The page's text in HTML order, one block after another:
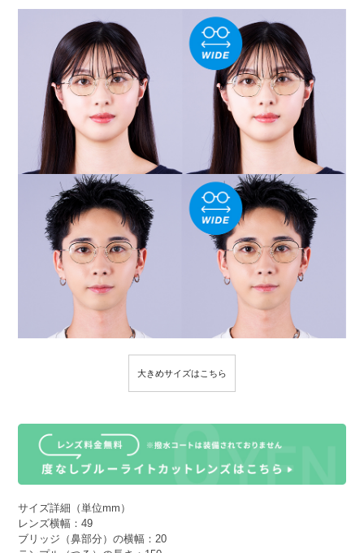
大きめサイズはこちら
サイズ詳細（単位mm）
レンズ横幅：49
ブリッジ（鼻部分）の横幅：20